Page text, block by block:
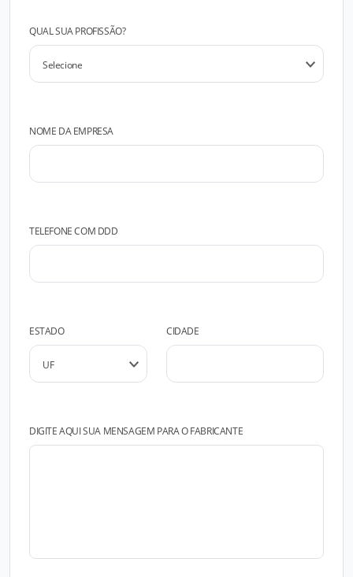
QUAL SUA PROFISSÃO?
NOME DA EMPRESA
TELEFONE COM DDD
ESTADO CIDADE
DIGITE AQUI SUA MENSAGEM PARA O FABRICANTE